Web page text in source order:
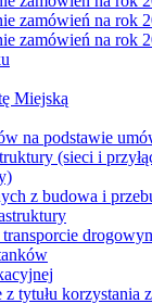
zamówień na rok
zamówień na rok
Miejską
na podstawie
(sieci i
z budowa i
tytułu korzystania